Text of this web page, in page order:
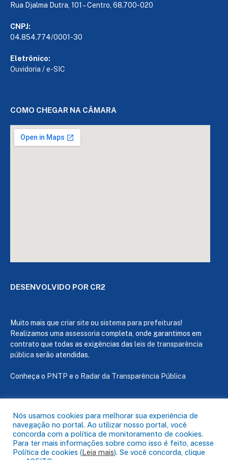
Rua Djalma Dutra, 101 – Centro, 68.700-020
CNPJ:
04.854.774/0001-30
Eletrônico:
Ouvidoria /e-SIC
COMO CHEGAR NA CÂMARA
DESENVOLVIDO POR CR2
Muito mais que criar site ou sistema para prefeituras!
Realizamos uma assessoria completa, onde garantimos em
contrato que todas as exigências das leis de transparência
pública serão atendidas.
Conheça o PNTP e o Radar da Transparência Pública
Todos os direitos reservados a Câmara de Capanema
Mapa do Site
Acessar Área Administrativa
Nós usamos cookies para melhorar sua experiência de
navegação no portal. Ao utilizar nosso portal, você
concorda com a política de monitoramento de cookies.
Para ter mais informações sobre como isso é feito, acesse
Política de cookies (Leia mais). Se você concorda, clique